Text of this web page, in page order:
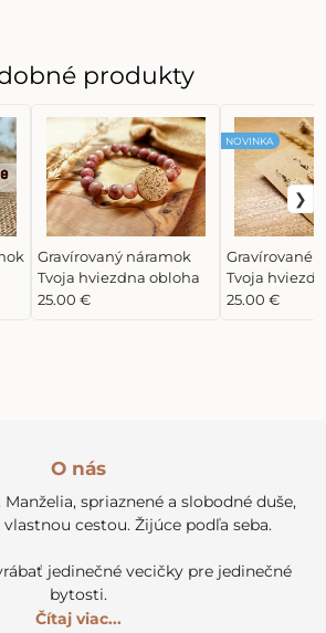
produkty
Gravírovaný náramok
Tvoja hviezdna obloha
25.00 €
Gravírované
Tvoja
NOVINKA
25.00 €
O nás
spriaznené a slobodné duše,
cestou. Žijúce podľa seba.
jedinečné vecičky pre jedinečné
bytosti.
Čítaj viac...